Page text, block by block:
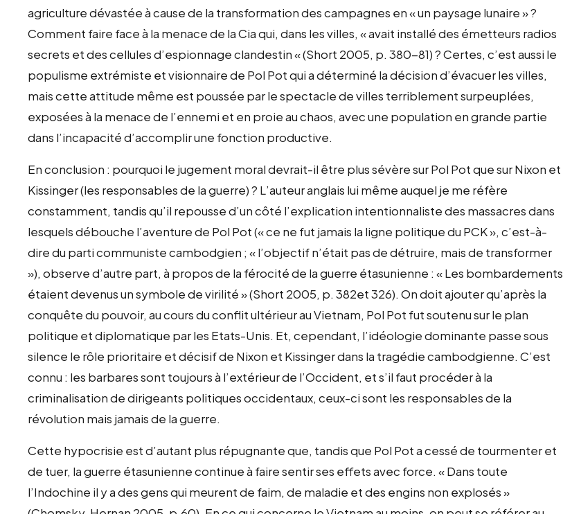
agriculture dévastée à cause de la transformation des campagnes en « un paysage lunaire » ?
Comment faire face à la menace de la Cia qui, dans les villes, « avait installé des émetteurs radios
secrets et des cellules d’espionnage clandestin « (Short 2005, p. 380-81) ? Certes, c’est aussi le
populisme extrémiste et visionnaire de Pol Pot qui a déterminé la décision d’évacuer les villes,
mais cette attitude même est poussée par le spectacle de villes terriblement surpeuplées,
exposées à la menace de l’ennemi et en proie au chaos, avec une population en grande partie
dans l’incapacité d’accomplir une fonction productive.
En conclusion : pourquoi le jugement moral devrait-il être plus sévère sur Pol Pot que sur Nixon et
Kissinger (les responsables de la guerre) ? L’auteur anglais lui même auquel je me réfère
constamment, tandis qu’il repousse d’un côté l’explication intentionnaliste des massacres dans
lesquels débouche l’aventure de Pol Pot (« ce ne fut jamais la ligne politique du PCK », c’est-à-
dire du parti communiste cambodgien ; « l’objectif n’était pas de détruire, mais de transformer
»), observe d’autre part, à propos de la férocité de la guerre étasunienne : « Les bombardements
étaient devenus un symbole de virilité » (Short 2005, p. 382et 326). On doit ajouter qu’après la
conquête du pouvoir, au cours du conflit ultérieur au Vietnam, Pol Pot fut soutenu sur le plan
politique et diplomatique par les Etats-Unis. Et, cependant, l’idéologie dominante passe sous
silence le rôle prioritaire et décisif de Nixon et Kissinger dans la tragédie cambodgienne. C’est
connu : les barbares sont toujours à l’extérieur de l’Occident, et s’il faut procéder à la
criminalisation de dirigeants politiques occidentaux, ceux-ci sont les responsables de la
révolution mais jamais de la guerre.
Cette hypocrisie est d’autant plus répugnante que, tandis que Pol Pot a cessé de tourmenter et
de tuer, la guerre étasunienne continue à faire sentir ses effets avec force. « Dans toute
l’Indochine il y a des gens qui meurent de faim, de maladie et des engins non explosés »